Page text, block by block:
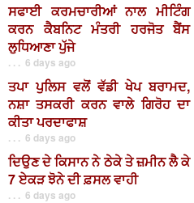
ਸਫਾਈ ਕਰਮਚਾਰੀਆਂ ਨਾਲ ਮੀਟਿੰਗ
ਕਰਨ ਕੈਬਨਿਟ ਮੰਤਰੀ ਹਰਜੋਤ ਬੈਂਸ
ਲੁਧਿਆਣਾ ਪੁੱਜੇ
. . . 6 days ago
ਤਪਾ ਪੁਲਿਸ ਵਲੋਂ ਵੱਡੀ ਖੇਪ ਬਰਾਮਦ,
ਨਸ਼ਾ ਤਸਕਰੀ ਕਰਨ ਵਾਲੇ ਗਿਰੋਹ ਦਾ
ਕੀਤਾ ਪਰਦਾਫਾਸ਼
. . . 6 days ago
ਦਿਉਣ ਦੇ ਕਿਸਾਨ ਨੇ ਠੇਕੇ ਤੇ ਜ਼ਮੀਨ ਲੈ ਕੇ
7 ਏਕੜ ਝੋਨੇ ਦੀ ਫ਼ਸਲ ਵਾਹੀ
. . . 6 days ago